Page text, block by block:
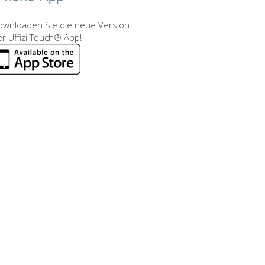
Sie die neue Version
Uffizi Touch® App!